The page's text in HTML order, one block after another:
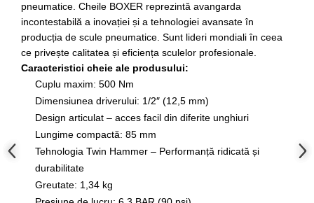
Citroen
Dacia
Fiat
Ford
Jaguar
Lancia
Land Rover
Mazda
Mercedes
pneumatice. Cheile BOXER reprezintă avangarda
incontestabilă a inovației și a tehnologiei avansate în
producția de scule pneumatice. Sunt lideri mondiali în ceea
ce privește calitatea și eficiența sculelor profesionale.
Caracteristici cheie ale produsului:
Cuplu maxim: 500 Nm
Dimensiunea driverului: 1/2″ (12,5 mm)
Design articulat – acces facil din diferite unghiuri
Lungime compactă: 85 mm
Tehnologia Twin Hammer – Performanță ridicată și
durabilitate
Greutate: 1,34 kg